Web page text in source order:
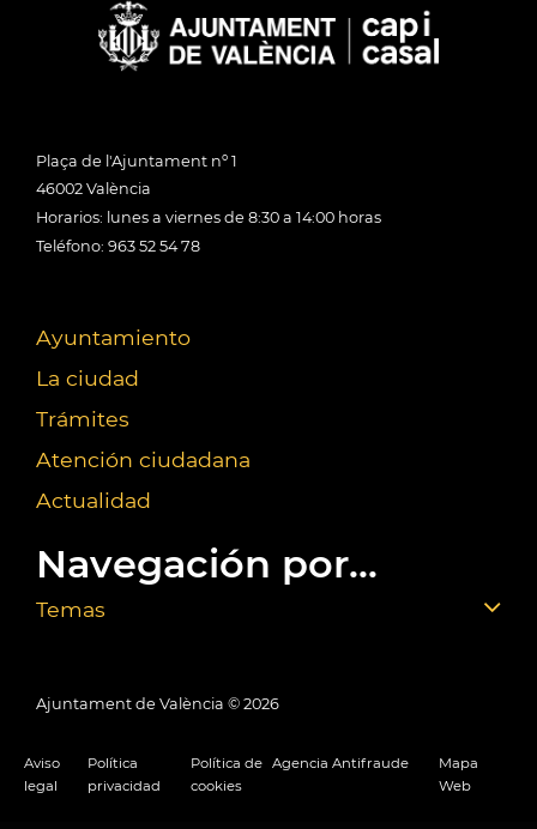
Plaça de l'Ajuntament nº 1
46002 València
Horarios: lunes a viernes de 8:30 a 14:00 horas
Teléfono: 963 52 54 78
Ayuntamiento
La ciudad
Trámites
Atención ciudadana
Actualidad
Navegación por...
Temas
Ajuntament de València © 2026
Aviso
legal
Política
privacidad
Política de
cookies
Agencia Antifraude
Mapa
Web